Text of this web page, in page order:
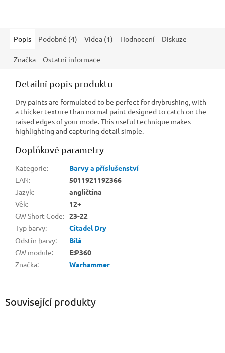
Související produkty
Popis Podobné (4) Videa (1) Hodnocení Diskuze
Značka Ostatní informace
Detailní popis produktu
Dry paints are formulated to be perfect for drybrushing, with
a thicker texture than normal paint designed to catch on the
raised edges of your mode. This useful technique makes
highlighting and capturing detail simple.
Doplňkové parametry
Kategorie:
Barvy a příslušenství
EAN:
5011921192366
Jazyk:
angličtina
Věk:
12+
GW Short Code: 23-22
Typ barvy:
Citadel Dry
Odstín barvy:
Bílá
GW module:
E:P360
Značka: Warhammer